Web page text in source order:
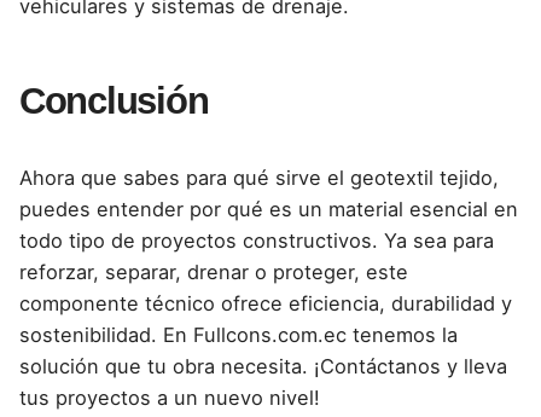
vehiculares y sistemas de drenaje.
Conclusión
Ahora que sabes para qué sirve el geotextil tejido,
puedes entender por qué es un material esencial en
todo tipo de proyectos constructivos. Ya sea para
reforzar, separar, drenar o proteger, este
componente técnico ofrece eficiencia, durabilidad y
sostenibilidad. En Fullcons.com.ec tenemos la
solución que tu obra necesita. ¡Contáctanos y lleva
tus proyectos a un nuevo nivel!